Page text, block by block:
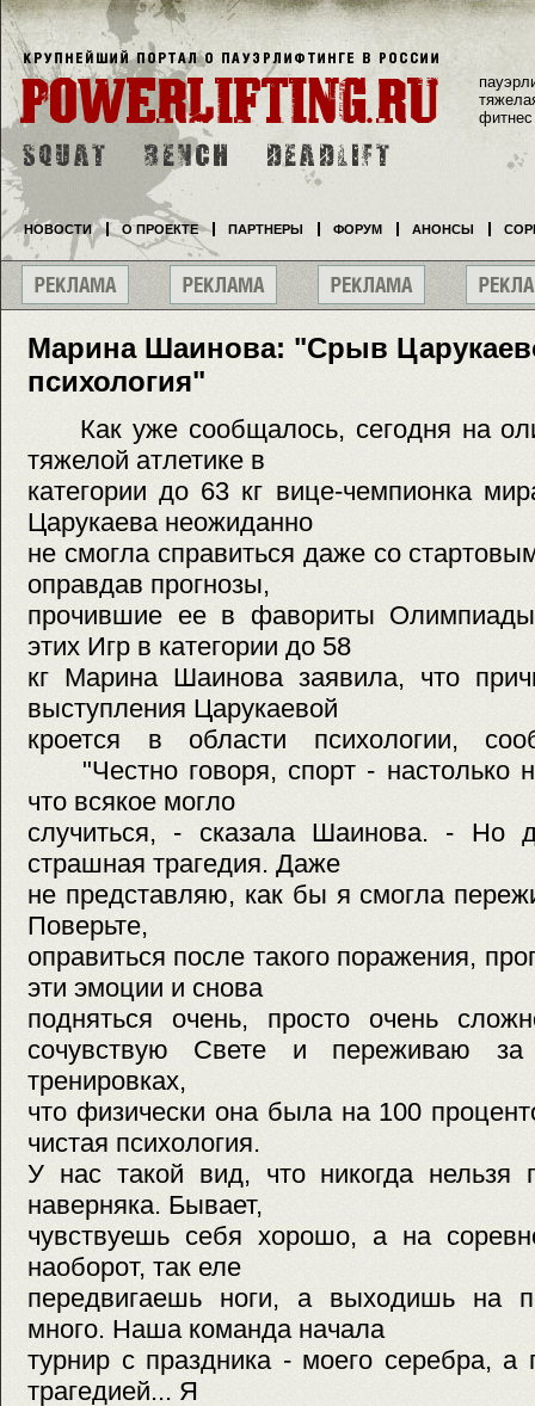
Марина Шаинова: "Срыв
психология"
Как уже сообщалось, сегодня на
тяжелой атлетике в
категории до 63 кг вице-чемпионка
Царукаева неожиданно
не смогла справиться даже со
оправдав прогнозы,
прочившие ее в фавориты
этих Игр в категории до 58
кг Марина Шаинова заявила, что
выступления Царукаевой
кроется в области психологии,
"Честно говоря, спорт - настолько
что всякое могло
случиться, - сказала Шаинова. - Но
страшная трагедия. Даже
не представляю, как бы я смогла
Поверьте,
оправиться после такого поражения,
эти эмоции и снова
подняться очень, просто очень
сочувствую Свете и переживаю
тренировках,
что физически она была на 100
чистая психология.
У нас такой вид, что никогда нельзя
наверняка. Бывает,
чувствуешь себя хорошо, а на
наоборот, так еле
передвигаешь ноги, а выходишь на
много. Наша команда начала
турнир с праздника - моего серебра, а
трагедией... Я
фитнес
НОВОСТИ О ПРОЕКТЕ ПАРТНЕРЫ ФОРУМ АНОНСЫ